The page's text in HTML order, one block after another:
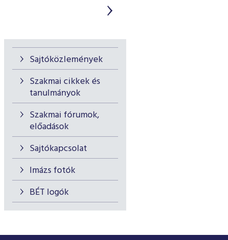
Sajtóközlemények
Szakmai cikkek és
tanulmányok
Szakmai fórumok,
előadások
Sajtókapcsolat
Imázs fotók
BÉT logók